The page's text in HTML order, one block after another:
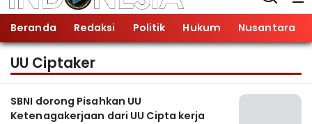
Beranda Redaksi Politik Hukum Nusantara
UU Ciptaker
SBNI dorong Pisahkan UU
Ketenagakerjaan dari UU Cipta kerja